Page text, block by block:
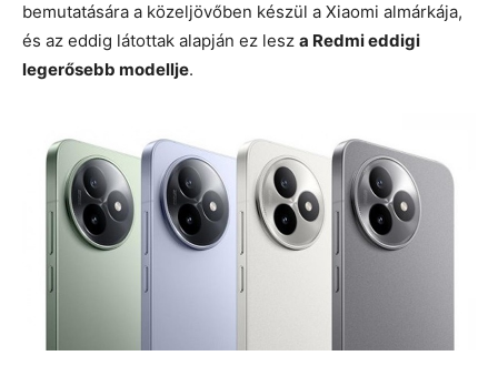
bemutatására a közeljövőben készül a Xiaomi almárkája,
és az eddig látottak alapján ez lesz a Redmi eddigi
legerősebb modellje.